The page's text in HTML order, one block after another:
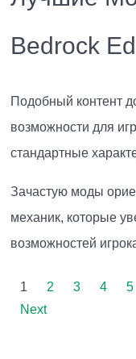
Bedrock
Подобный контент
возможности для
стандартные
Зачастую моды
механик, которые
возможностей
1 2 3 4 5
Next